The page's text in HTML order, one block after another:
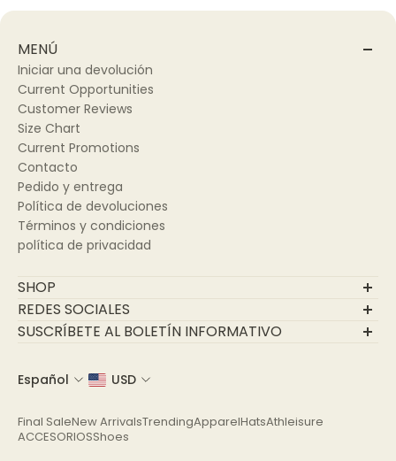
MENÚ
Iniciar una devolución
Current Opportunities
Customer Reviews
Size Chart
Current Promotions
Contacto
Pedido y entrega
Política de devoluciones
Términos y condiciones
política de privacidad
SHOP
Final Sale
New Arrivals
Hats
ACCESORIOS
Shoes
REDES SOCIALES
SUSCRÍBETE AL BOLETÍN INFORMATIVO
Correo electrónico
Español USD
Final SaleNew ArrivalsTrendingApparelHatsAthleisure
ACCESORIOSShoes